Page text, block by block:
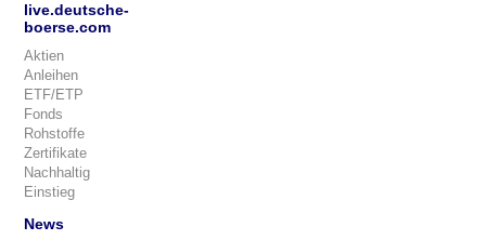
live.deutsche-
boerse.com
Aktien
Anleihen
ETF/ETP
Fonds
Rohstoffe
Zertifikate
Nachhaltig
Einstieg
News